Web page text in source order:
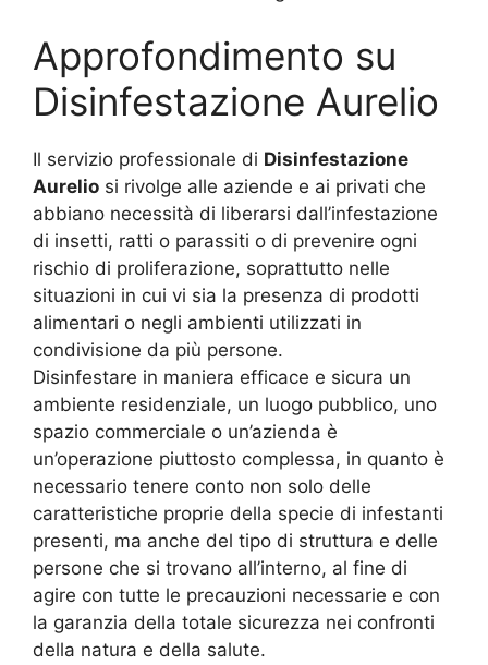
Approfondimento su
Disinfestazione Aurelio
Il servizio professionale di Disinfestazione
Aurelio si rivolge alle aziende e ai privati che
abbiano necessità di liberarsi dall’infestazione
di insetti, ratti o parassiti o di prevenire ogni
rischio di proliferazione, soprattutto nelle
situazioni in cui vi sia la presenza di prodotti
alimentari o negli ambienti utilizzati in
condivisione da più persone.
Disinfestare in maniera efficace e sicura un
ambiente residenziale, un luogo pubblico, uno
spazio commerciale o un’azienda è
un’operazione piuttosto complessa, in quanto è
necessario tenere conto non solo delle
caratteristiche proprie della specie di infestanti
presenti, ma anche del tipo di struttura e delle
persone che si trovano all’interno, al fine di
agire con tutte le precauzioni necessarie e con
la garanzia della totale sicurezza nei confronti
della natura e della salute.